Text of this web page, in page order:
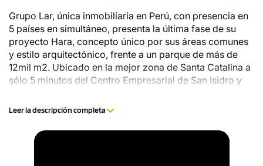
Grupo Lar, única inmobiliaria en Perú, con presencia en
5 países en simultáneo, presenta la última fase de su
proyecto Hara, concepto único por sus áreas comunes
y estilo arquitectónico, frente a un parque de más de
12mil m2. Ubicado en la mejor zona de Santa Catalina a
sólo 5 minutos del Centro Empresarial de San Isidro y
principales como: Av. Nicolás Arriola, Av. Aviación, Via
son actualizadas mensualmente por lo que el stock
disponible puede variar sin previo aviso.
Leer la descripción completa
Video